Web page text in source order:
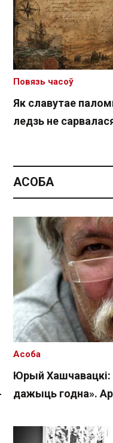
Як славутае
ледзь не
Повязь часоў
АСОБА
Юрый Хашчавацкі:
дажыць годна».
Асоба